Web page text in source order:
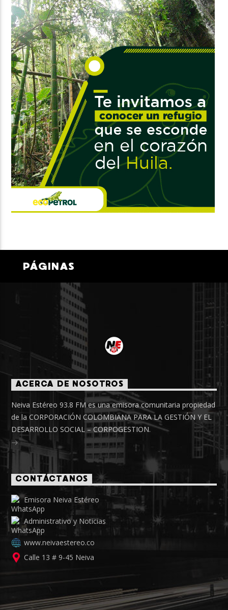
PÁGINAS
ACERCA DE NOSOTROS
Neiva Estéreo 93.8 FM es una emisora comunitaria propiedad
de la CORPORACIÓN COLOMBIANA PARA LA GESTIÓN Y EL
DESARROLLO SOCIAL – CORPOGESTION.
CONTÁCTANOS
Emisora Neiva Estéreo
Administrativo y Noticias
www.neivaestereo.co
Calle 13 # 9-45 Neiva